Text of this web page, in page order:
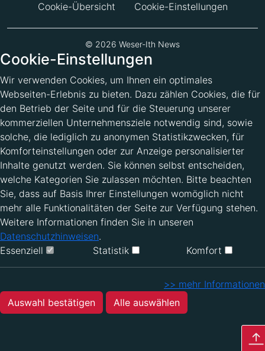
Cookie-Übersicht
Cookie-Einstellungen
© 2026 Weser-Ith News
Cookie-Einstellungen
Wir verwenden Cookies, um Ihnen ein optimales
Webseiten-Erlebnis zu bieten. Dazu zählen Cookies, die für
den Betrieb der Seite und für die Steuerung unserer
kommerziellen Unternehmensziele notwendig sind, sowie
solche, die lediglich zu anonymen Statistikzwecken, für
Komforteinstellungen oder zur Anzeige personalisierter
Inhalte genutzt werden. Sie können selbst entscheiden,
welche Kategorien Sie zulassen möchten. Bitte beachten
Sie, dass auf Basis Ihrer Einstellungen womöglich nicht
mehr alle Funktionalitäten der Seite zur Verfügung stehen.
Weitere Informationen finden Sie in unseren
Datenschutzhinweisen.
Essenziell
Statistik Komfort
>> mehr Informationen
Auswahl bestätigen
Alle auswählen